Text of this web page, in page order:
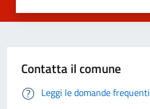
Contatta il comune
Leggi le domande frequenti